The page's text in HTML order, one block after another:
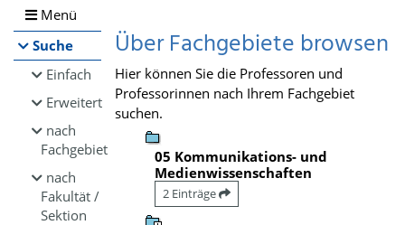
Menü
Suche
Einfach
Erweitert
nach
Fachgebiet
nach
Fakultät /
Sektion
Über Fachgebiete browsen
Hier können Sie die Professoren und
Professorinnen nach Ihrem Fachgebiet
suchen.
05 Kommunikations- und
Medienwissenschaften
2 Einträge